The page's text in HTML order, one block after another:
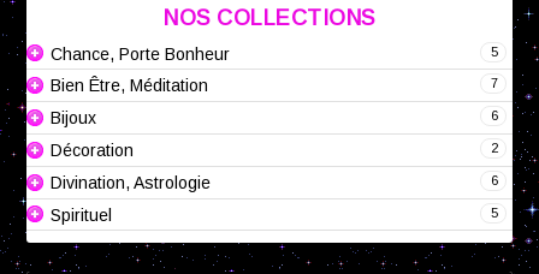
NOS COLLECTIONS
5
Chance, Porte Bonheur
7
Bien Être, Méditation
6
Bijoux
2
Décoration
6
Divination, Astrologie
5
Spirituel